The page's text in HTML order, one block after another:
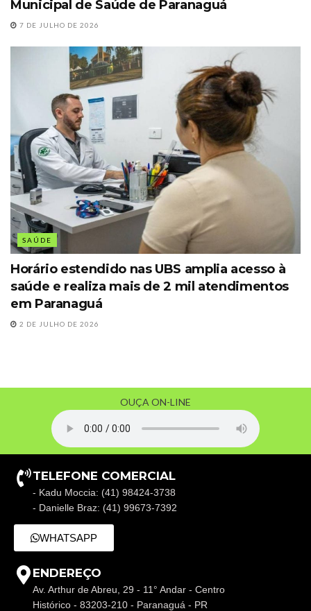
Municipal de Saúde de Paranaguá
7 DE JULHO DE 2026
SAÚDE
Horário estendido nas UBS amplia acesso à
saúde e realiza mais de 2 mil atendimentos
em Paranaguá
2 DE JULHO DE 2026
OUÇA ON-LINE
TELEFONE COMERCIAL
- Kadu Moccia: (41) 98424-3738
- Danielle Braz: (41) 99673-7392
WHATSAPP
ENDEREÇO
Av. Arthur de Abreu, 29 - 11° Andar - Centro
Histórico - 83203-210 - Paranaguá - PR